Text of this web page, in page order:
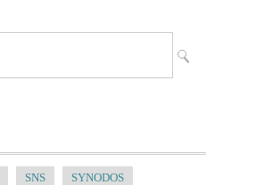
SNS SYNODOS